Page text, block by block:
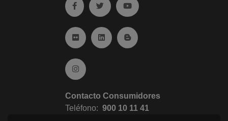
Ir a facebook (abre en ventana nueva)
Ir a twitter (abre en ventana nueva)
Ir a YouTube (abre en
Ir a Flickr (abre en ventana nueva)
Ir a Linkedin (abre en ventana nueva)
Ir al Blog (abre en ventana
Ir a Instagram (abre en ventana nueva)
Contacto Consumidores
Teléfono: 900 10 11 41